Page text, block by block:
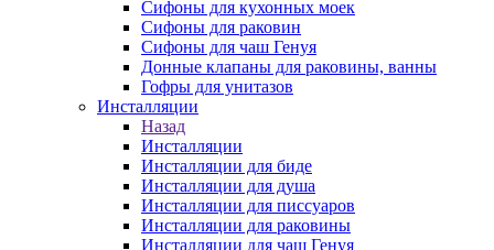
Сифоны для кухонных моек
Сифоны для раковин
Сифоны для чаш Генуя
Донные клапаны для раковины, ванны
Гофры для унитазов
Инсталляции
Назад
Инсталляции
Инсталляции для биде
Инсталляции для душа
Инсталляции для писсуаров
Инсталляции для раковины
Инсталляции для чаш Генуя